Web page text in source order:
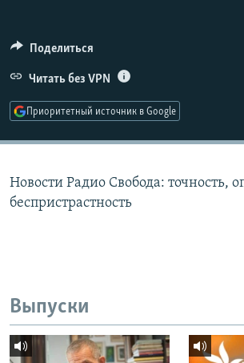
ПОДПИШИТЕСЬ НА РАССЫЛКУ
СОЦИАЛЬНЫЕ СЕТИ
Поделиться
Читать без VPN
Приоритетный источник в Google
Новости Радио Свобода: точность,
беспристрастность
Выпуски